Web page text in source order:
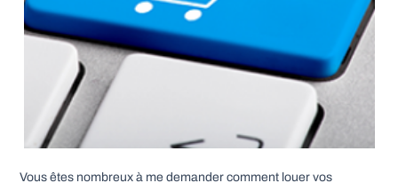
Vous êtes nombreux à me demander comment louer vos